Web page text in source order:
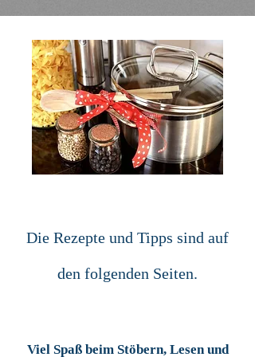
Die Rezepte und Tipps sind auf
den folgenden Seiten.
Viel Spaß beim Stöbern, Lesen und